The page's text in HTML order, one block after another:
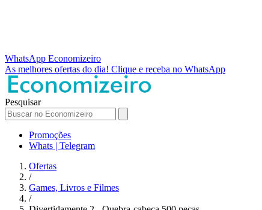
WhatsApp Economizeiro
As melhores ofertas do dia! Clique e receba no WhatsApp
Pesquisar
Promoções
Whats | Telegram
Ofertas
/
Games, Livros e Filmes
/